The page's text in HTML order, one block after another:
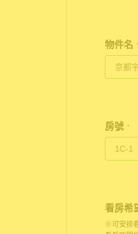
物件名 *
房號 *
看房希
※可安排